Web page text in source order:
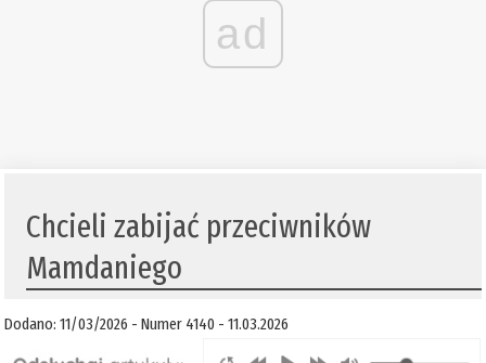
ad
Chcieli zabijać przeciwników
Mamdaniego
Dodano: 11/03/2026 - Numer 4140 - 11.03.2026